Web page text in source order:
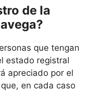
de la
que tengan
estado registral
apreciado por el
en cada caso